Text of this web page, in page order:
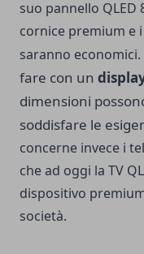
suo pannello QLED
cornice premium e
saranno economici.
fare con un
dimensioni
soddisfare le
concerne invece i
che ad oggi la TV
dispositivo
società.